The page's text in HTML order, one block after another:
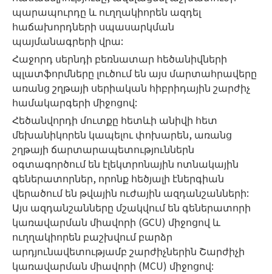
պարապուրդը և ուղղակիորեն ազդել
հաճախորդների սպասարկման
պայմանագրերի վրա:
Հաջորդ սերնդի բեռնատար հեծանիվների
պլատֆորմները լուծում են այս մարտահրավերը
առանց շղթայի սերիական հիբրիդային շարժիչ
համակարգերի միջոցով:
Հեծանվորդի մուտքը հետևի անիվի հետ
մեխանիկորեն կապելու փոխարեն, առանց
շղթայի ճարտարապետություններն
օգտագործում են էլեկտրոնային ոտնակային
գեներատորներ, որոնք հեծյալի էներգիան
վերածում են թվային ուժային ազդանշանների:
Այս ազդանշանները մշակվում են գեներատորի
կառավարման միավորի (GCU) միջոցով և
ուղղակիորեն բաշխվում բարձր
արդյունավետությամբ շարժիչներին Շարժիչի
կառավարման միավորի (MCU) միջոցով: